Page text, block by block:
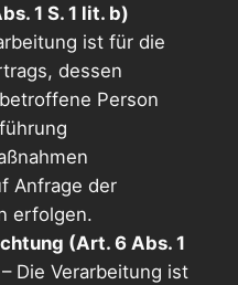
1 S. 1 lit. b)
ist für die
dessen
Person
Anfrage der
erfolgen.
(Art. 6 Abs. 1
– Die Verarbeitung ist